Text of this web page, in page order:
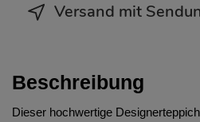
Versand mit
Beschreibung
Dieser hochwertige